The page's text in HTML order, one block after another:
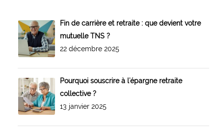
Fin de carrière et retraite : que devient votre
mutuelle TNS ?
22 décembre 2025
Pourquoi souscrire à l'épargne retraite
collective ?
13 janvier 2025